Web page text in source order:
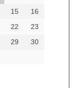
15
16
22
23
29
30